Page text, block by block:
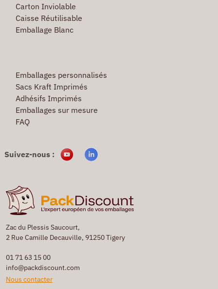
Zac du Plessis Saucourt,
2 Rue Camille Decauville, 91250 Tigery
01 71 63 15 00
info@packdiscount.com
Nous contacter
Carton Inviolable
Caisse Réutilisable
Emballage Blanc
Emballages personnalisés
Sacs Kraft Imprimés
Adhésifs Imprimés
Emballages sur mesure
FAQ
Suivez-nous :